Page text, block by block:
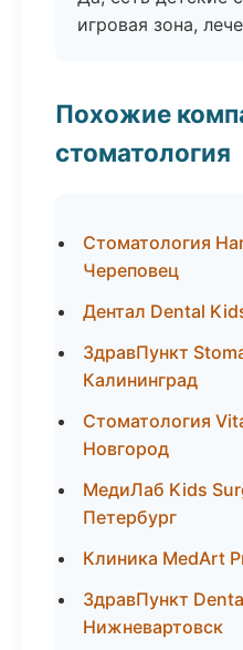
игровая зона,
Похожие
стоматология
Стоматология
Череповец
Дентал Dental
ЗдравПункт
Калининград
Стоматология
Новгород
МедиЛаб Kids
Петербург
Клиника MedArt
ЗдравПункт
Нижневартовск